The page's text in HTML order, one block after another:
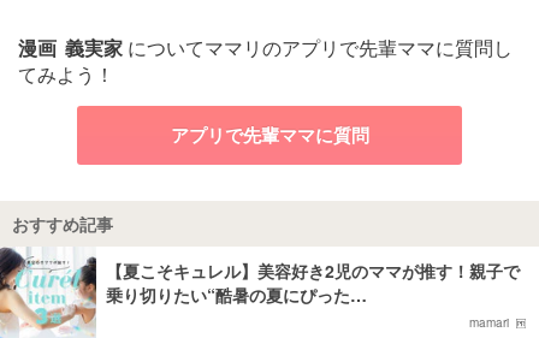
漫画 義実家 についてママリのアプリで先輩ママに質問し
てみよう！
アプリで先輩ママに質問
おすすめ記事
【夏こそキュレル】美容好き2児のママが推す！親子で
乗り切りたい“酷暑の夏にぴった…
mamari